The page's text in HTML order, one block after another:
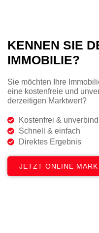
KENNEN SIE
IMMOBILIE?
Sie möchten Ihre
eine kostenfreie und
derzeitigen Marktwert?
Kostenfrei &
Schnell & einfach
Direktes Ergebnis
JETZT ONLINE